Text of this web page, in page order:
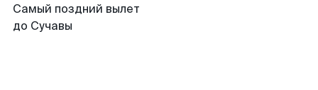
Самый поздний вылет
до Сучавы